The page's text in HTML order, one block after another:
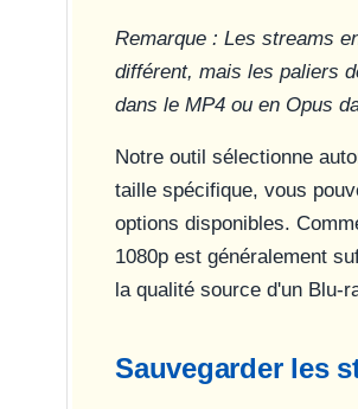
Remarque : Les streams
différent, mais les paliers
dans le MP4 ou en Opus
Notre outil sélectionne
taille spécifique, vous
options disponibles.
1080p est généralement
la qualité source d'un Blu-
Sauvegarder les